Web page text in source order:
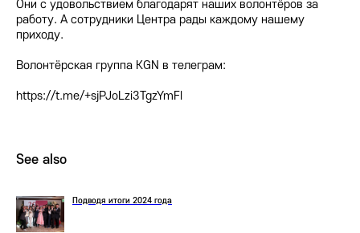
Они с удовольствием благодарят наших волонтёров за
работу. А сотрудники Центра рады каждому нашему
приходу.
Волонтёрская группа KGN в телеграм:
https://t.me/+sjPJoLzi3TgzYmFl
See also
Подводя итоги 2024 года